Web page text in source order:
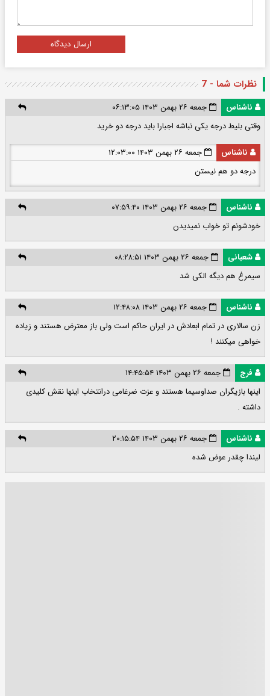
ارسال دیدگاه
نظرات شما - 7
ناشناس
جمعه ۲۶ بهمن ۱۴۰۳ ۰۶:۱۳:۰۵
وقتی بلیط درجه یکی نباشه اجبارا باید درجه دو خرید
ناشناس
جمعه ۲۶ بهمن ۱۴۰۳ ۱۲:۰۳:۰۰
درجه دو هم نیستن
ناشناس
جمعه ۲۶ بهمن ۱۴۰۳ ۰۷:۵۹:۴۰
خودشونم تو خواب نمیدیدن
شعبانی
جمعه ۲۶ بهمن ۱۴۰۳ ۰۸:۲۸:۵۱
سیمرغ هم دیگه الکی شد
ناشناس
جمعه ۲۶ بهمن ۱۴۰۳ ۱۲:۴۸:۰۸
زن سالاری در تمام ابعادش در ایران حاکم است ولی باز معترض هستند و زیاده
خواهی میکنند !
فرج
جمعه ۲۶ بهمن ۱۴۰۳ ۱۴:۴۵:۵۴
اینها بازیگران صداوسیما هستند و عزت ضرغامی درانتخاب اینها نقش کلیدی
داشته .
ناشناس
جمعه ۲۶ بهمن ۱۴۰۳ ۲۰:۱۵:۵۴
لیندا چقدر عوض شده